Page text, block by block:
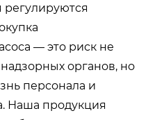
регулируются
— это риск не
органов, но
персонала и
Наша продукция